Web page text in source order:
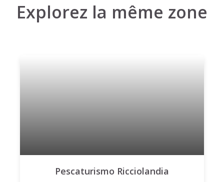
Explorez la même zone
Pescaturismo Ricciolandia